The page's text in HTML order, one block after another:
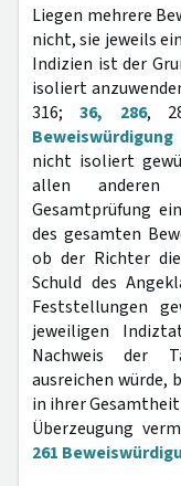
Liegen mehrere
nicht, sie jeweils
Indizien ist der
isoliert
316;36, 286,
nicht isoliert
allen anderen
Gesamtprüfung
des gesamten
ob der Richter
Schuld des
Feststellungen
jeweiligen
Nachweis der
ausreichen würde,
in ihrer
Überzeugung
261